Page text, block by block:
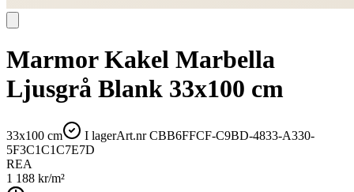
Marmor Kakel Marbella
Ljusgrå Blank 33x100 cm
33x100 cm I lagerArt.nrCBB6FFCF-C9BD-4833-A330-
5F3C1C1C7E7D
REA
1 188 kr/m²